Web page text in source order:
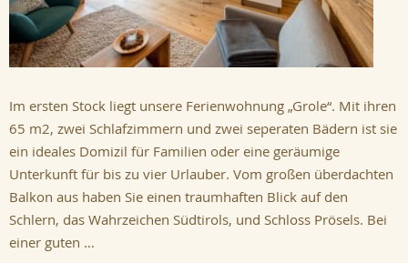
Im ersten Stock liegt unsere Ferienwohnung „Grole“. Mit ihren
65 m2, zwei Schlafzimmern und zwei seperaten Bädern ist sie
ein ideales Domizil für Familien oder eine geräumige
Unterkunft für bis zu vier Urlauber. Vom großen überdachten
Balkon aus haben Sie einen traumhaften Blick auf den
Schlern, das Wahrzeichen Südtirols, und Schloss Prösels. Bei
einer guten …